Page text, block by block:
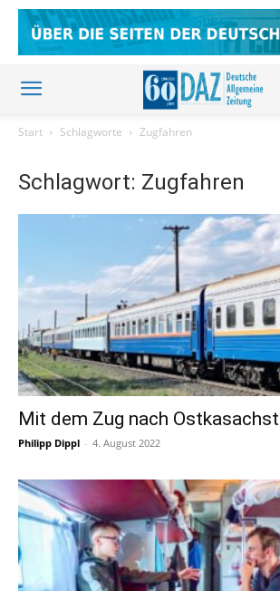
Start Schlagworte Zugfahren
Schlagwort: Zugfahren
Mit dem Zug nach
Philipp Dippl - 4. August 2022